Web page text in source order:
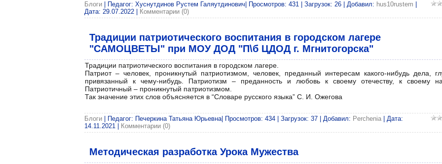
Блоги | Педагог: Хуснутдинов Рустем Галяутдинович| Просмотров: 431 | Загрузок: 26 | Добавил: hus10rustem
Дата: 29.07.2022 Комментарии (0)
Традиции патриотического воспитания в городском лагере
"САМОЦВЕТЫ" при МОУ ДОД "П\б ЦДОД г. Мгнитогорска"
Традиции патриотического воспитания в городском лагере.
Патриот – человек, проникнутый патриотизмом, человек, преданный интересам какого-нибудь дела,
привязанный к чему-нибудь. Патриотизм – преданность и любовь к своему отечеству, к своему
Патриотичный – проникнутый патриотизмом.
Так значение этих слов объясняется в “Словаре русского языка” С. И. Ожегова
Блоги | Педагог: Печеркина Татьяна Юрьевна| Просмотров: 434 | Загрузок: 37 | Добавил: Perchenia | Дата:
14.11.2021
Комментарии (0)
Методическая разработка Урока Мужества